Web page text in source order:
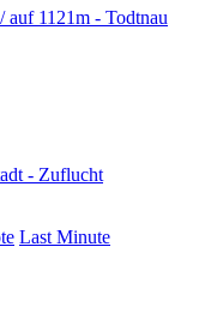
auf 1121m - Todtnau
- Zuflucht
Last Minute